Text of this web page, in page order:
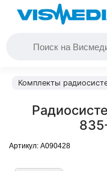
Комплекты
Артикул: A090428